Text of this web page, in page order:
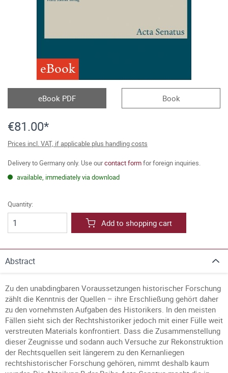
eBook
eBook PDF Book
€81.00*
Prices incl. VAT, if applicable plus handling costs
Delivery to Germany only. Use ourcontact formfor foreign inquiries.
available, immediately via download
Quantity:
Add to shopping cart
Abstract
Zu den unabdingbaren Voraussetzungen historischer Forschung
zählt die Kenntnis der Quellen – ihre Erschließung gehört daher
zu den vornehmsten Aufgaben des Historikers. In den meisten
Fällen sieht sich der Rechtshistoriker jedoch mit einer Fülle weit
verstreuten Materials konfrontiert. Dass die Zusammenstellung
dieser Zeugnisse und sodann auch Versuche zur Rekonstruktion
der Rechtsquellen seit längerem zu den Kernanliegen
rechtshistorischer Forschung gehören, nimmt deshalb kaum